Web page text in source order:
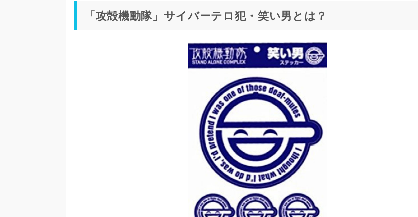
「攻殻機動隊」サイバーテロ犯・笑い男とは？